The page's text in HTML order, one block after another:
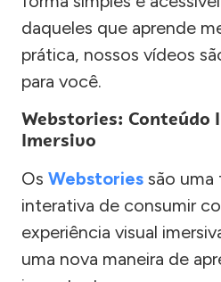
daqueles que aprende
prática, nossos vídeos
para você.
Webstories: Conteúdo
Imersivo
Os Webstories são uma
interativa de consumir
experiência visual
uma nova maneira de